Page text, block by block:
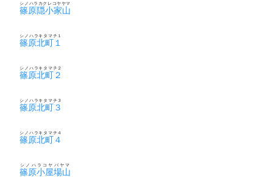
篠原隠小家山
シノハラカクレコヤヤマ
篠原北町１
シノハラキタマチ１
篠原北町２
シノハラキタマチ２
篠原北町３
シノハラキタマチ３
篠原北町４
シノハラキタマチ４
篠原小屋場山
シノハラコヤバヤマ